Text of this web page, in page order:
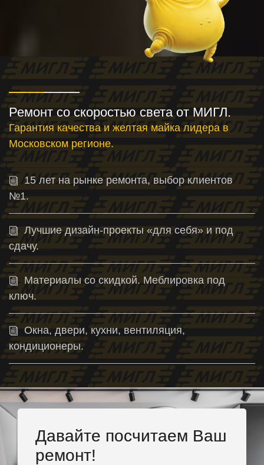
Ремонт со скоростью света от МИГЛ.
Гарантия качества и желтая майка лидера в
Московском регионе.
15 лет на рынке ремонта, выбор клиентов
№1.
Лучшие дизайн-проекты «для себя» и под
сдачу.
Материалы со скидкой. Меблировка под
ключ.
Окна, двери, кухни, вентиляция,
кондиционеры.
Давайте посчитаем Ваш
ремонт!